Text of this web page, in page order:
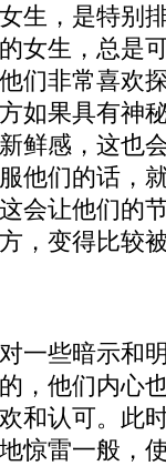
生，是特别
女生，总是
们非常喜欢
如果具有神
鲜感，这也
他们的话，
会让他们的
，变得比较被
一些暗示和
，他们内心
和认可。此
惊雷一般，